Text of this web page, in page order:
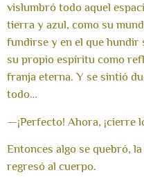
vislumbró todo aquel
tierra y azul, como su
fundirse y en el que hundir
su propio espíritu como
franja eterna. Y se sintió
todo…
—¡Perfecto! Ahora, ¡cierre
Entonces algo se quebró,
regresó al cuerpo.